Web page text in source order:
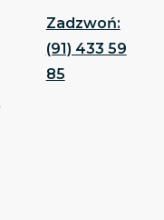
Zadzwoń:
(91) 433 59
85